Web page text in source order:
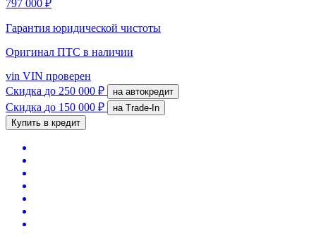
797 000 ₽
Гарантия юридической чистоты
Оригинал ПТС в наличии
vin VIN проверен
Скидка до 250 000 ₽ на автокредит
Скидка до 150 000 ₽
на Trade-In
Купить в кредит